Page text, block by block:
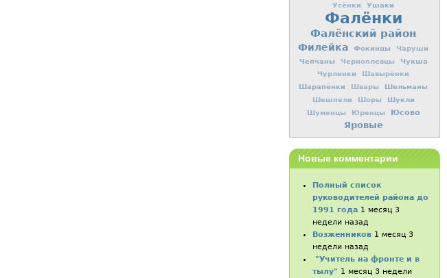
Усёнки Ушаки
Фалёнки
Фалёнский район
Филейка Фокинцы Чаруши
Чепчаны Черноплевцы Чукша
Чурленки Шавырёнки
Шарапёнки Швары Шельманы
Шешпели Шоры Шукли
Шуменцы Юренцы Юсово
Яровые
Новые комментарии
Полный список
руководителей района до
1991 года 1 месяц 3
недели назад
Возженников 1 месяц 3
недели назад
"Учитель на фронте и в
тылу" 1 месяц 3 недели